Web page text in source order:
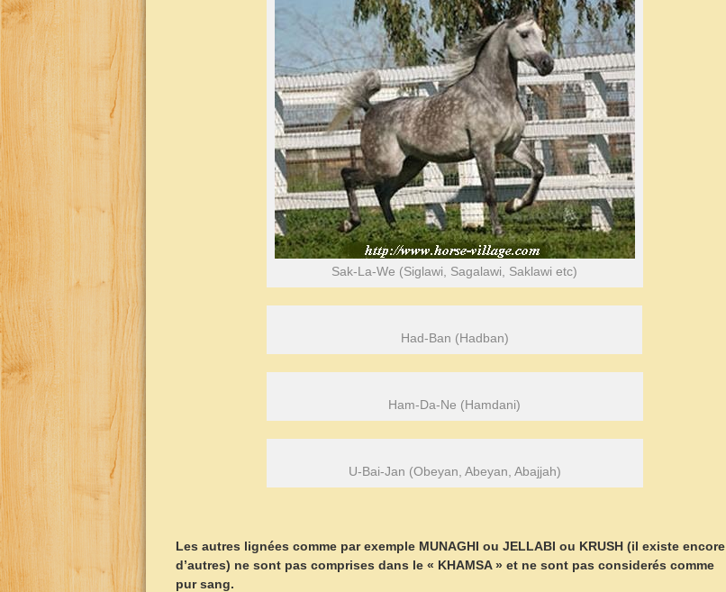
Sak-La-We (Siglawi, Sagalawi, Saklawi etc)
Had-Ban (Hadban)
Ham-Da-Ne (Hamdani)
U-Bai-Jan (Obeyan, Abeyan, Abajjah)
Les autres lignées comme par exemple MUNAGHI ou JELLABI ou KRUSH (il existe encore
d’autres) ne sont pas comprises dans le « KHAMSA » et ne sont pas considerés comme
pur sang.